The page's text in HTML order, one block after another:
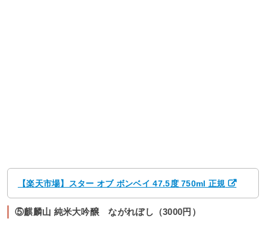
【楽天市場】スター オブ ボンベイ 47.5度 750ml 正規
⑤麒麟山 純米大吟醸 ながれぼし（3000円）